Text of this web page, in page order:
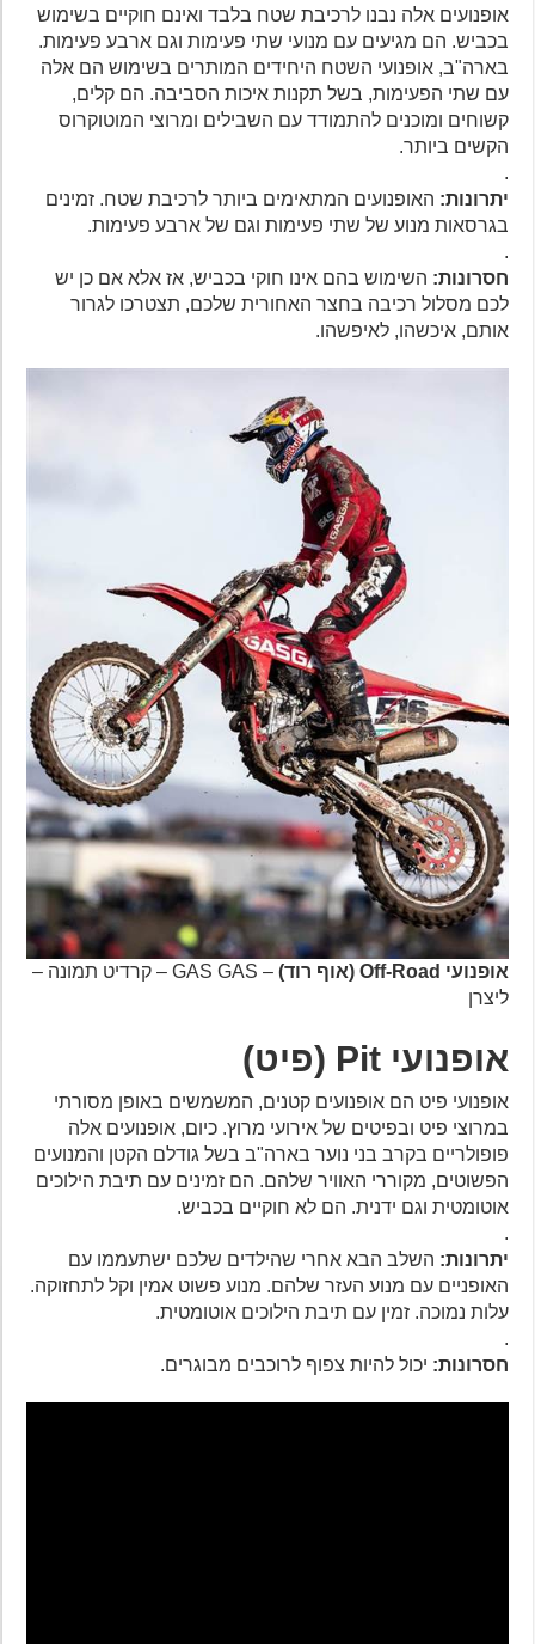
אופנועים אלה נבנו לרכיבת שטח בלבד ואינם חוקיים בשימוש
בכביש. הם מגיעים עם מנועי שתי פעימות וגם ארבע פעימות.
בארה"ב, אופנועי השטח היחידים המותרים בשימוש הם אלה
עם שתי הפעימות, בשל תקנות איכות הסביבה. הם קלים,
קשוחים ומוכנים להתמודד עם השבילים ומרוצי המוטוקרוס
הקשים ביותר.
יתרונות:האופנועים המתאימים ביותר לרכיבת שטח. זמינים
בגרסאות מנוע של שתי פעימות וגם של ארבע פעימות.
חסרונות:השימוש בהם אינו חוקי בכביש, אז אלא אם כן יש
לכם מסלול רכיבה בחצר האחורית שלכם, תצטרכו לגרור
אותם, איכשהו, לאיפשהו.
אופנועי Off-Road (אוף רוד)
– GAS GAS – קרדיט תמונה –
ליצרן
אופנועי Pit (פיט)
אופנועי פיט הם אופנועים קטנים, המשמשים באופן מסורתי
במרוצי פיט ובפיטים של אירועי מרוץ. כיום, אופנועים אלה
פופולריים בקרב בני נוער בארה"ב בשל גודלם הקטן והמנועים
הפשוטים, מקוררי האוויר שלהם. הם זמינים עם תיבת הילוכים
אוטומטית וגם ידנית. הם לא חוקיים בכביש.
יתרונות:השלב הבא אחרי שהילדים שלכם ישתעממו עם
האופניים עם מנוע העזר שלהם. מנוע פשוט אמין וקל לתחזוקה.
עלות נמוכה. זמין עם תיבת הילוכים אוטומטית.
חסרונות:יכול להיות צפוף לרוכבים מבוגרים.